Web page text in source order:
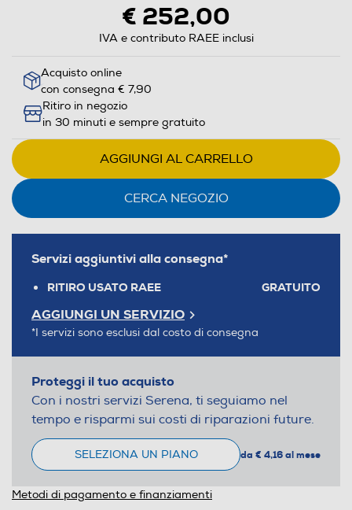
€ 252,00
IVA e contributo RAEE inclusi
Acquisto online
con consegna € 7,90
Ritiro in negozio
in 30 minuti e sempre gratuito
AGGIUNGI AL CARRELLO
CERCA NEGOZIO
Servizi aggiuntivi alla consegna*
RITIRO USATO RAEE GRATUITO
AGGIUNGI UN SERVIZIO
*I servizi sono esclusi dal costo di consegna
Proteggi il tuo acquisto
Con i nostri servizi Serena, ti seguiamo nel
tempo e risparmi sui costi di riparazioni future.
SELEZIONA UN PIANO da € 4,16 al mese
Metodi di pagamento e finanziamenti